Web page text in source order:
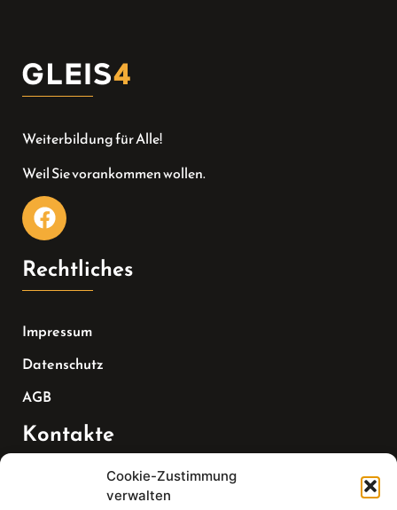
Cookie-Zustimmung
verwalten
Weiterbildung für Alle!
Weil Sie vorankommen wollen.
Rechtliches
Impressum
Datenschutz
AGB
Kontakte